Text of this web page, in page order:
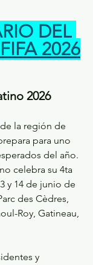
DEL
2026
2026
la región de
para uno
del año.
celebra su 4ta
y 14 de junio de
des Cèdres,
Roy, Gatineau,
y